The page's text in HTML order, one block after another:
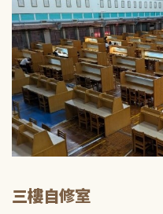
三樓自修室